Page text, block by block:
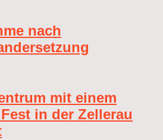
nach
mit einem
in der Zellerau